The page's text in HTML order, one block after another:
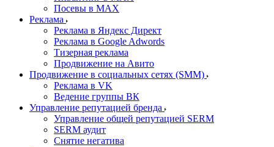
Посевы в MAX
Реклама
Реклама в Яндекс Директ
Реклама в Google Adwords
Тизерная реклама
Продвижение на Авито
Продвижение в социальных сетях (SMM)
Реклама в VK
Ведение группы ВК
Управление репутацией бренда
Управление общей репутацией SERM
SERM аудит
Снятие негатива